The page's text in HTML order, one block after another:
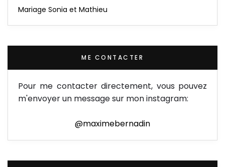
Mariage Sonia et Mathieu
ME CONTACTER
Pour me contacter directement, vous pouvez
m'envoyer un message sur mon instagram:
@maximebernadin